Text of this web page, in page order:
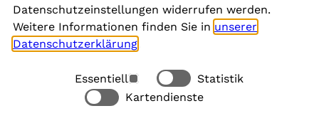
Rechtliches
Datenschutzeinstellungen widerrufen werden.
Weitere Informationen finden Sie in unserer
Datenschutzerklärung
Essentiell
Statistik
Kartendienste